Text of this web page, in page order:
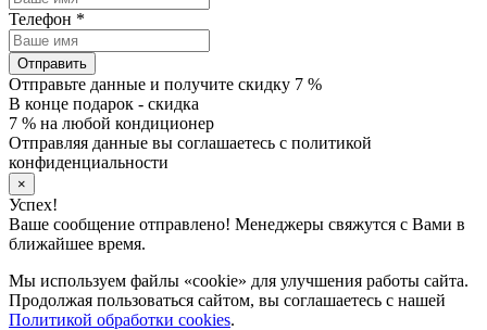
Телефон *
Отправить
Отправьте данные и получите скидку 7 %
В конце подарок - скидка
7 % на любой кондиционер
Отправляя данные вы соглашаетесь с политикой
конфиденциальности
×
Успех!
Ваше сообщение отправлено! Менеджеры свяжутся с Вами в
ближайшее время.
Мы используем файлы «cookie» для улучшения работы сайта.
Продолжая пользоваться сайтом, вы соглашаетесь с нашей
Политикой обработки cookies.